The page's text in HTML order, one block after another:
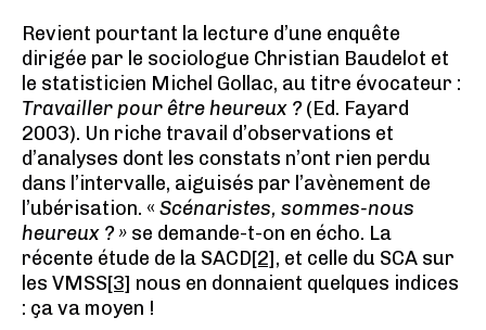
Revient pourtant la lecture d’une enquête
dirigée par le sociologue Christian Baudelot et
le statisticien Michel Gollac, au titre évocateur :
Travailler pour être heureux ?(Ed. Fayard
2003). Un riche travail d’observations et
d’analyses dont les constats n’ont rien perdu
dans l’intervalle, aiguisés par l’avènement de
l’ubérisation. « Scénaristes, sommes-nous
heureux ? » se demande-t-on en écho. La
récente étude de la SACD[2], et celle du SCA sur
les VMSS[3] nous en donnaient quelques indices
: ça va moyen !